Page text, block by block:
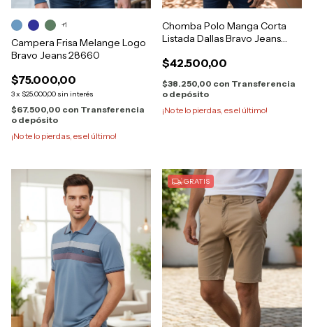
Campera Frisa Melange Logo
Bravo Jeans 28660
$75.000,00
3x $25.000,00 sin interés
$67.500,00 con Transferencia
o depósito
¡No te lo pierdas, es el último!
+1
Chomba Polo Manga Corta
Listada Dallas Bravo Jeans
$42.500,00
$38.250,00 con Transferencia
o depósito
¡No te lo pierdas, es el último!
GRATIS